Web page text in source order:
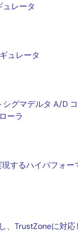
レータ
ュレータ
グマデルタ A/D
ーラ
するハイパフォー
、TrustZoneに対応